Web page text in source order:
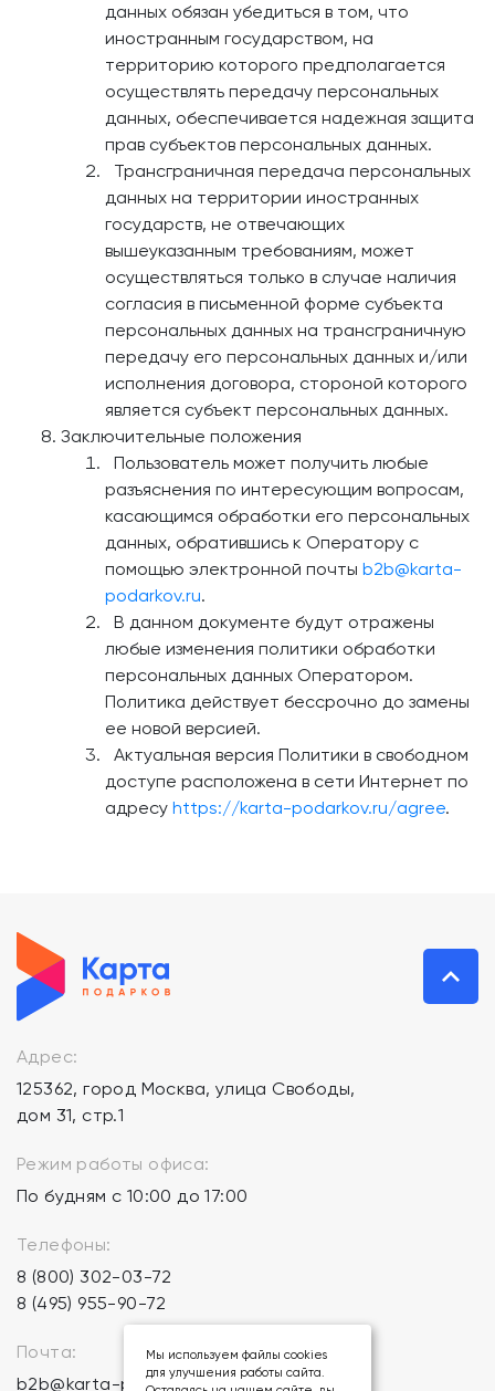
данных обязан убедиться в том, что
иностранным государством, на
территорию которого предполагается
осуществлять передачу персональных
данных, обеспечивается надежная защита
прав субъектов персональных данных.
Трансграничная передача персональных
данных на территории иностранных
государств, не отвечающих
вышеуказанным требованиям, может
осуществляться только в случае наличия
согласия в письменной форме субъекта
персональных данных на трансграничную
передачу его персональных данных и/или
исполнения договора, стороной которого
является субъект персональных данных.
Заключительные положения
Пользователь может получить любые
разъяснения по интересующим вопросам,
касающимся обработки его персональных
данных, обратившись к Оператору с
помощью электронной почты b2b@karta-
podarkov.ru.
В данном документе будут отражены
любые изменения политики обработки
персональных данных Оператором.
Политика действует бессрочно до замены
ее новой версией.
Актуальная версия Политики в свободном
доступе расположена в сети Интернет по
адресу https://karta-podarkov.ru/agree.
Адрес:
125362, город Москва, улица Свободы,
дом 31, стр.1
Режим работы офиса:
По будням с 10:00 до 17:00
Телефоны:
8 (800) 302-03-72
8 (495) 955-90-72
Почта:
b2b@karta-podarkov.ru
Мы используем файлы cookies
для улучшения работы сайта.